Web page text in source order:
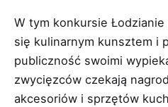
W tym konkursie
się kulinarnym kunsztem i
publiczność swoimi
zwycięzców czekają
akcesoriów i sprzętów